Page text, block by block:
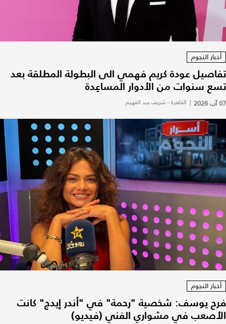
أخبار النجوم
تفاصيل عودة كريم فهمي الى البطولة المطلقة بعد
تسع سنوات من الأدوار المساعِدة
07 آب 2026 | القاهرة - شريف عبد الفهيم
أخبار النجوم
فرح يوسف: شخصية "رحمة" في "أندر إيدج" كانت
الأصعب في مشواري الفني (فيديو)